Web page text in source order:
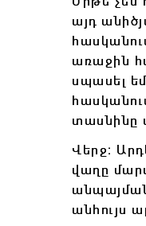
այդ
առաջին
սպասել եմ
տասնինը
Վերջ։
վաղը
անհույս